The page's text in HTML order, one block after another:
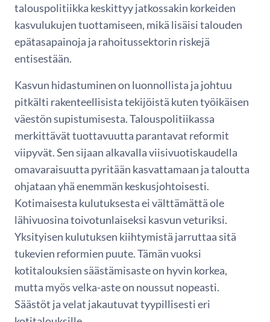
talouspolitiikka keskittyy jatkossakin korkeiden
kasvulukujen tuottamiseen, mikä lisäisi talouden
epätasapainoja ja rahoitussektorin riskejä
entisestään.
Kasvun hidastuminen on luonnollista ja johtuu
pitkälti rakenteellisista tekijöistä kuten työikäisen
väestön supistumisesta. Talouspolitiikassa
merkittävät tuottavuutta parantavat reformit
viipyvät. Sen sijaan alkavalla viisivuotiskaudella
omavaraisuutta pyritään kasvattamaan ja taloutta
ohjataan yhä enemmän keskusjohtoisesti.
Kotimaisesta kulutuksesta ei välttämättä ole
lähivuosina toivotunlaiseksi kasvun veturiksi.
Yksityisen kulutuksen kiihtymistä jarruttaa sitä
tukevien reformien puute. Tämän vuoksi
kotitalouksien säästämisaste on hyvin korkea,
mutta myös velka-aste on noussut nopeasti.
Säästöt ja velat jakautuvat tyypillisesti eri